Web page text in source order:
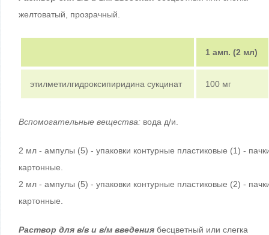
желтоватый, прозрачный.
1 амп. (2 мл)
этилметилгидроксипиридина сукцинат 100 мг
Вспомогательные вещества: вода д/и.
2 мл - ампулы (5) - упаковки контурные пластиковые (1) -
картонные.
2 мл - ампулы (5) - упаковки контурные пластиковые (2) -
картонные.
Раствор для в/в и в/м введения бесцветный или слегка